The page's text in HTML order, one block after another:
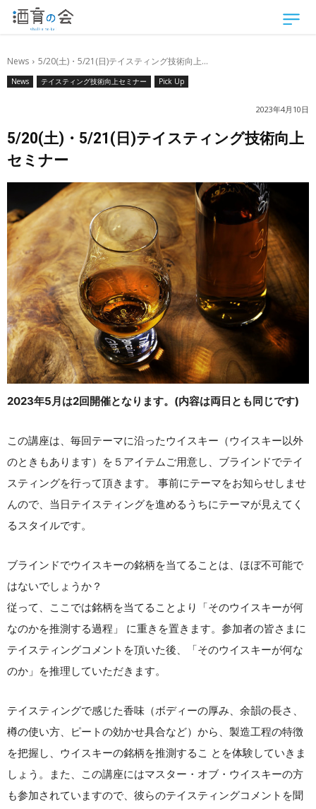
News 5/20(土)・5/21(日)テイスティング技術向上...
News テイスティング技術向上セミナー Pick Up
2023年4月10日
5/20(土)・5/21(日)テイスティング技術向上
セミナー
2023年5月は2回開催となります。(内容は両日とも同じです)
この講座は、毎回テーマに沿ったウイスキー（ウイスキー以外
のときもあります）を５アイテムご用意し、ブラインドでテイ
スティングを行って頂きます。 事前にテーマをお知らせしませ
んので、当日テイスティングを進めるうちにテーマが見えてく
るスタイルです。
ブラインドでウイスキーの銘柄を当てることは、ほぼ不可能で
はないでしょうか？
従って、ここでは銘柄を当てることより「そのウイスキーが何
なのかを推測する過程」 に重きを置きます。参加者の皆さまに
テイスティングコメントを頂いた後、「そのウイスキーが何な
のか」を推理していただきます。
テイスティングで感じた香味（ボディーの厚み、余韻の長さ、
樽の使い方、ピートの効かせ具合など）から、製造工程の特徴
を把握し、ウイスキーの銘柄を推測するこ とを体験していきま
しょう。また、この講座にはマスター・オブ・ウイスキーの方
も参加されていますので、彼らのテイスティングコメントを聞